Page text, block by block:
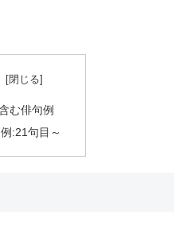
む俳句例
:21句目～